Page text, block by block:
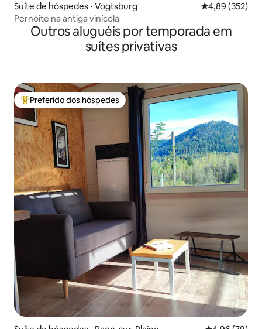
Suíte de hóspedes ⋅ Vogtsburg 4,89 de uma
4,89 (352)
Pernoite na antiga vinícola
Outros aluguéis por temporada em
suítes privativas
Entre os melhores preferidos dos hóspedes
Preferido dos hóspedes